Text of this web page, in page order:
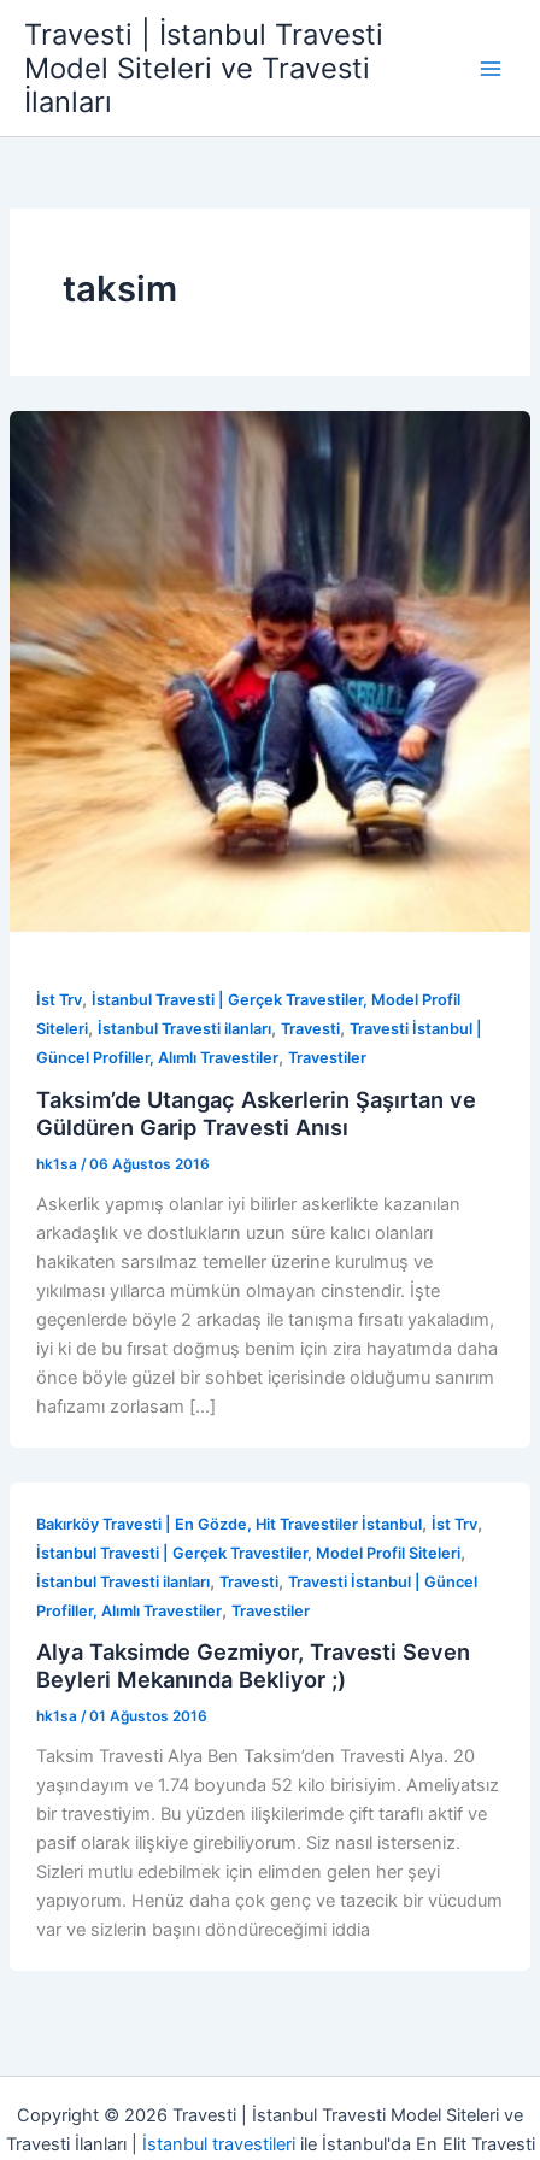
Travesti | İstanbul Travesti
Model Siteleri ve Travesti
İlanları
taksim
İst Trv, İstanbul Travesti | Gerçek Travestiler, Model Profil
Siteleri, İstanbul Travesti ilanları, Travesti, Travesti İstanbul |
Güncel Profiller, Alımlı Travestiler, Travestiler
Taksim’de Utangaç Askerlerin Şaşırtan ve
Güldüren Garip Travesti Anısı
hk1sa /06 Ağustos 2016
Askerlik yapmış olanlar iyi bilirler askerlikte kazanılan
arkadaşlık ve dostlukların uzun süre kalıcı olanları
hakikaten sarsılmaz temeller üzerine kurulmuş ve
yıkılması yıllarca mümkün olmayan cinstendir. İşte
geçenlerde böyle 2 arkadaş ile tanışma fırsatı yakaladım,
iyi ki de bu fırsat doğmuş benim için zira hayatımda daha
önce böyle güzel bir sohbet içerisinde olduğumu sanırım
hafızamı zorlasam […]
Bakırköy Travesti | En Gözde, Hit Travestiler İstanbul, İst Trv,
İstanbul Travesti | Gerçek Travestiler, Model Profil Siteleri,
İstanbul Travesti ilanları, Travesti, Travesti İstanbul | Güncel
Profiller, Alımlı Travestiler, Travestiler
Alya Taksimde Gezmiyor, Travesti Seven
Beyleri Mekanında Bekliyor ;)
hk1sa /01 Ağustos 2016
Taksim Travesti Alya Ben Taksim’den Travesti Alya. 20
yaşındayım ve 1.74 boyunda 52 kilo birisiyim. Ameliyatsız
bir travestiyim. Bu yüzden ilişkilerimde çift taraflı aktif ve
pasif olarak ilişkiye girebiliyorum. Siz nasıl isterseniz.
Sizleri mutlu edebilmek için elimden gelen her şeyi
yapıyorum. Henüz daha çok genç ve tazecik bir vücudum
var ve sizlerin başını döndüreceğimi iddia
Copyright © 2026 Travesti | İstanbul Travesti Model Siteleri ve
Travesti İlanları | İstanbul travestileriile İstanbul'da En Elit Travesti